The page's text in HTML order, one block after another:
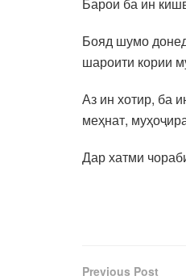
Бояд шумо
шароити кории
Аз ин хотир, ба
меҳнат,
Дар хатми
Previous Post